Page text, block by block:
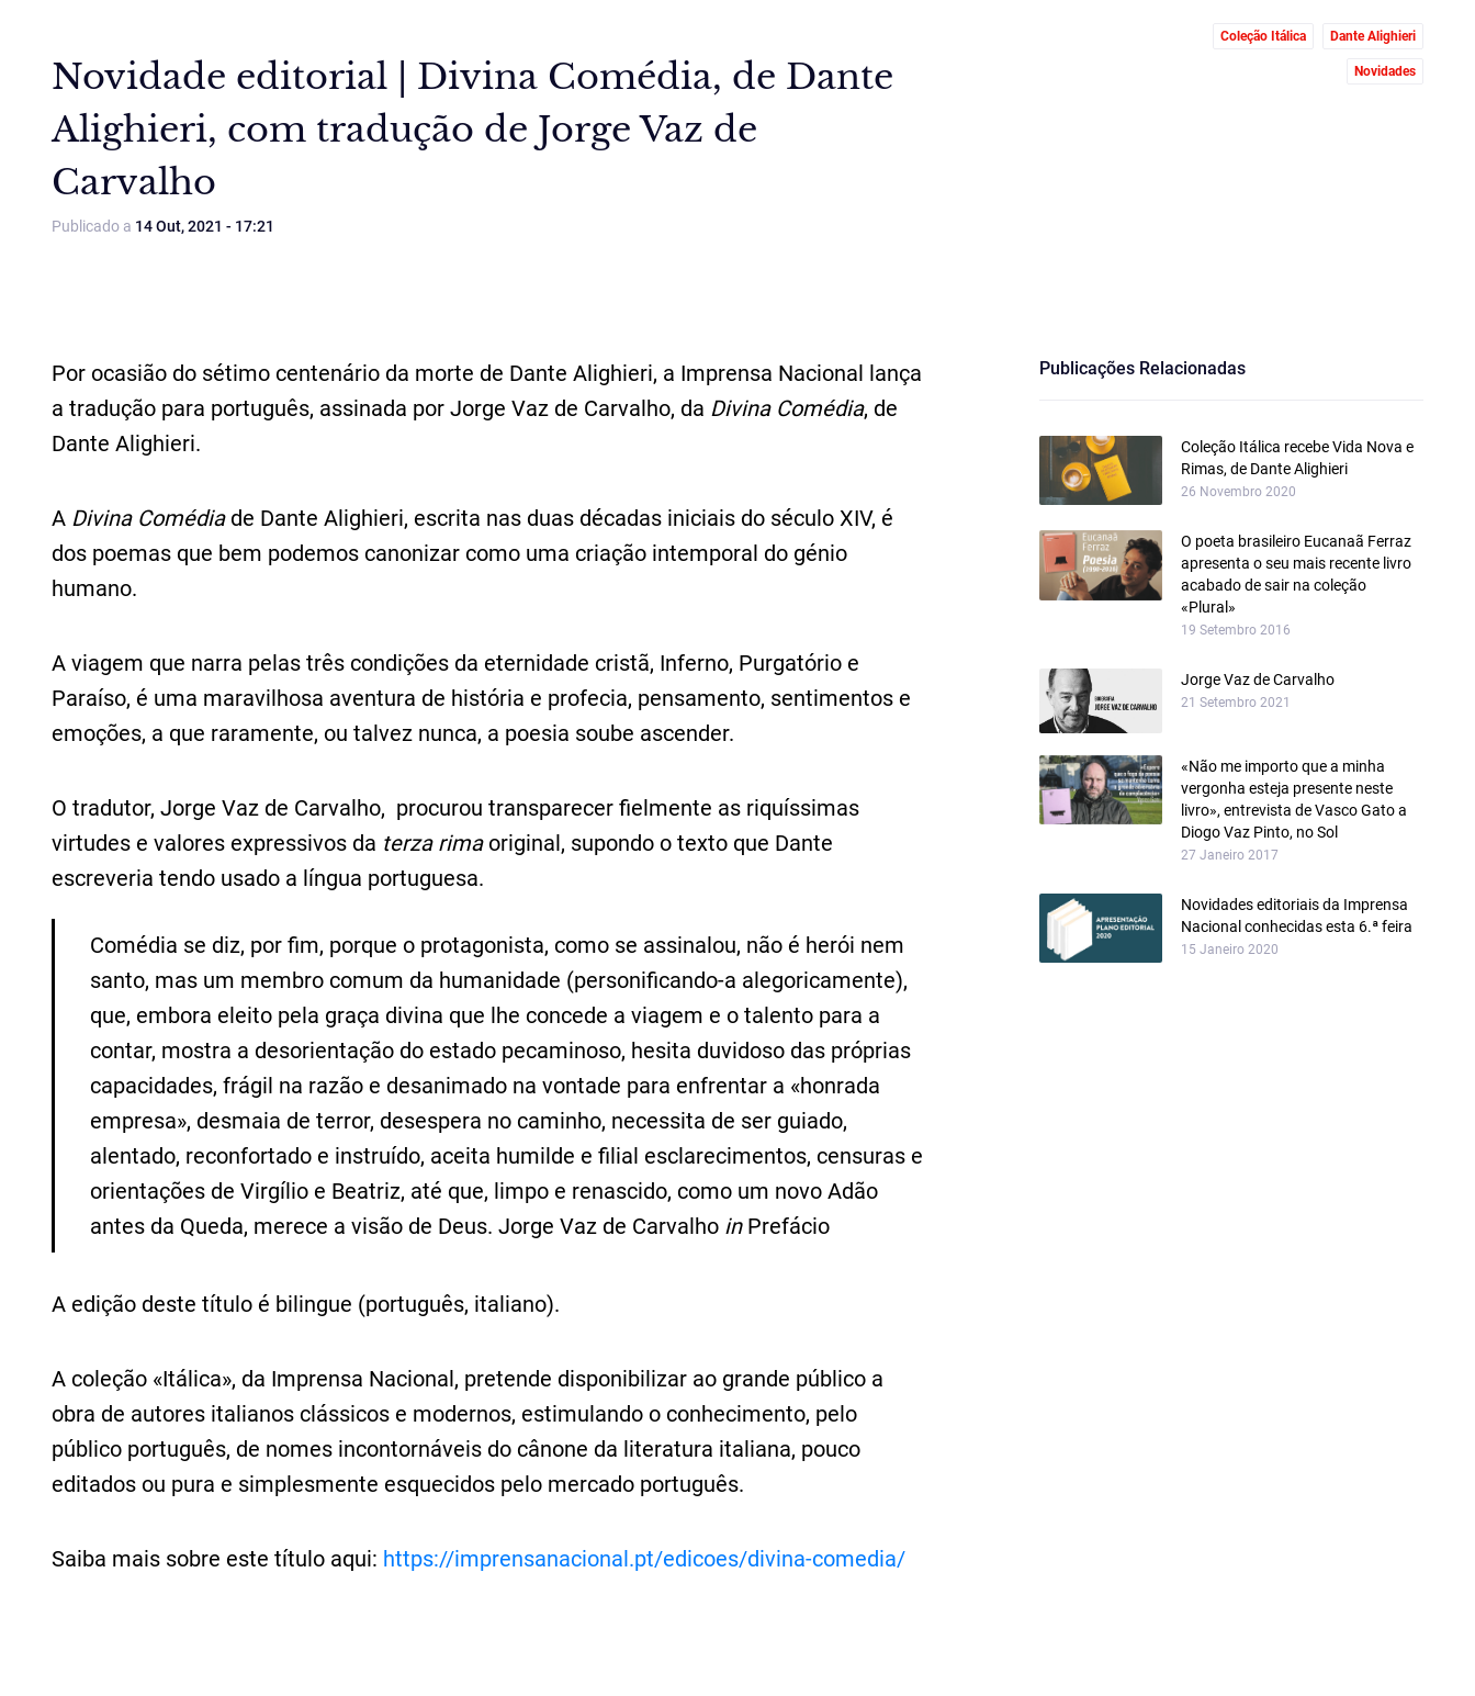
Novidade editorial | Divina Comédia, de Dante
Alighieri, com tradução de Jorge Vaz de
Carvalho
Publicado a 14 Out, 2021 - 17:21
Coleção Itálica Dante Alighieri
Novidades
Por ocasião do sétimo centenário da morte de Dante Alighieri, a Imprensa Nacional lança
a tradução para português, assinada por Jorge Vaz de Carvalho, da Divina Comédia, de
Dante Alighieri.
A Divina Comédiade Dante Alighieri, escrita nas duas décadas iniciais do século XIV, é
dos poemas que bem podemos canonizar como uma criação intemporal do génio
humano.
A viagem que narra pelas três condições da eternidade cristã, Inferno, Purgatório e
Paraíso, é uma maravilhosa aventura de história e profecia, pensamento, sentimentos e
emoções, a que raramente, ou talvez nunca, a poesia soube ascender.
O tradutor, Jorge Vaz de Carvalho, procurou transparecer fielmente as riquíssimas
virtudes e valores expressivos da terza rimaoriginal, supondo o texto que Dante
escreveria tendo usado a língua portuguesa.
Comédia se diz, por fim, porque o protagonista, como se assinalou, não é herói nem
santo, mas um membro comum da humanidade (personificando-a alegoricamente),
que, embora eleito pela graça divina que lhe concede a viagem e o talento para a
contar, mostra a desorientação do estado pecaminoso, hesita duvidoso das próprias
capacidades, frágil na razão e desanimado na vontade para enfrentar a «honrada
empresa», desmaia de terror, desespera no caminho, necessita de ser guiado,
alentado, reconfortado e instruído, aceita humilde e filial esclarecimentos, censuras e
orientações de Virgílio e Beatriz, até que, limpo e renascido, como um novo Adão
antes da Queda, merece a visão de Deus. Jorge Vaz de Carvalho inPrefácio
A edição deste título é bilingue (português, italiano).
A coleção «Itálica», da Imprensa Nacional, pretende disponibilizar ao grande público a
obra de autores italianos clássicos e modernos, estimulando o conhecimento, pelo
público português, de nomes incontornáveis do cânone da literatura italiana, pouco
editados ou pura e simplesmente esquecidos pelo mercado português.
Saiba mais sobre este título aqui: https://imprensanacional.pt/edicoes/divina-comedia/
Publicações Relacionadas
Coleção Itálica recebe Vida Nova e
Rimas, de Dante Alighieri
26 Novembro 2020
O poeta brasileiro Eucanaã Ferraz
apresenta o seu mais recente livro
acabado de sair na coleção
«Plural»
19 Setembro 2016
Jorge Vaz de Carvalho
21 Setembro 2021
«Não me importo que a minha
vergonha esteja presente neste
livro», entrevista de Vasco Gato a
Diogo Vaz Pinto, no Sol
27 Janeiro 2017
Novidades editoriais da Imprensa
Nacional conhecidas esta 6.ª feira
15 Janeiro 2020